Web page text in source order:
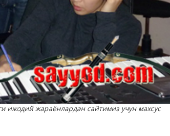
ижодий жараёнлардан сайтимиз учун махсус